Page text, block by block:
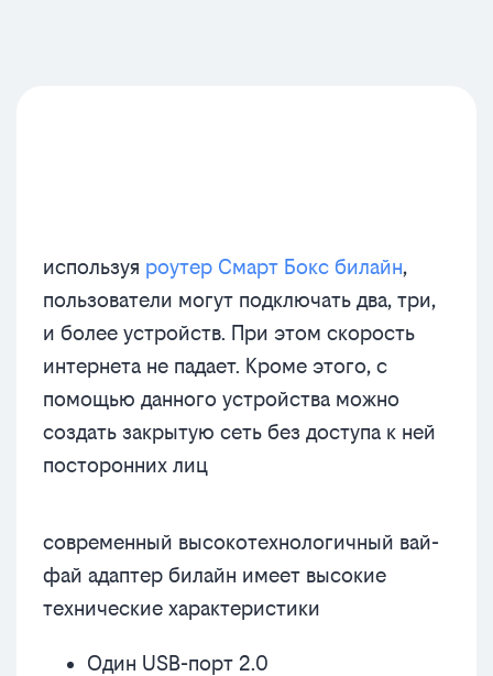
используя роутер Смарт Бокс билайн,
пользователи могут подключать два, три,
и более устройств. При этом скорость
интернета не падает. Кроме этого, с
помощью данного устройства можно
создать закрытую сеть без доступа к ней
посторонних лиц
современный высокотехнологичный вай-
фай адаптер билайн имеет высокие
технические характеристики
Один USB-порт 2.0